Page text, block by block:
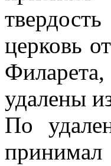
церковь
удалены
По